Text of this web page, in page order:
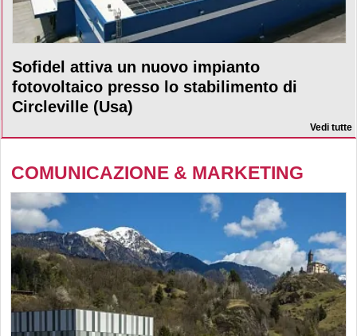
Sofidel attiva un nuovo impianto
fotovoltaico presso lo stabilimento di
Circleville (Usa)
Vedi tutte
COMUNICAZIONE & MARKETING